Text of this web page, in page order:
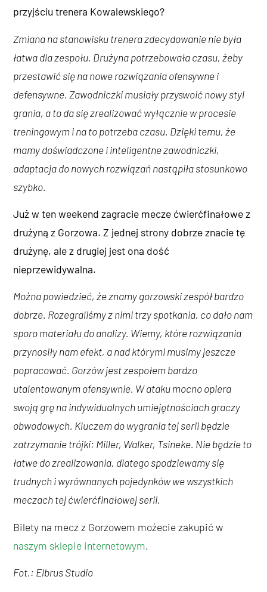
przyjściu trenera Kowalewskiego?
Zmiana na stanowisku trenera zdecydowanie nie była
łatwa dla zespołu. Drużyna potrzebowała czasu, żeby
przestawić się na nowe rozwiązania ofensywne i
defensywne. Zawodniczki musiały przyswoić nowy styl
grania, a to da się zrealizować wyłącznie w procesie
treningowym i na to potrzeba czasu. Dzięki temu, że
mamy doświadczone i inteligentne zawodniczki,
adaptacja do nowych rozwiązań nastąpiła stosunkowo
szybko.
Już w ten weekend zagracie mecze ćwierćfinałowe z
drużyną z Gorzowa. Z jednej strony dobrze znacie tę
drużynę, ale z drugiej jest ona dość
nieprzewidywalna.
Można powiedzieć, że znamy gorzowski zespół bardzo
dobrze. Rozegraliśmy z nimi trzy spotkania, co dało nam
sporo materiału do analizy. Wiemy, które rozwiązania
przynosiły nam efekt, a nad którymi musimy jeszcze
popracować. Gorzów jest zespołem bardzo
utalentowanym ofensywnie. W ataku mocno opiera
swoją grę na indywidualnych umiejętnościach graczy
obwodowych. Kluczem do wygrania tej serii będzie
zatrzymanie trójki: Miller, Walker, Tsineke. Nie będzie to
łatwe do zrealizowania, dlatego spodziewamy się
trudnych i wyrównanych pojedynków we wszystkich
meczach tej ćwierćfinałowej serii.
Bilety na mecz z Gorzowem możecie zakupić w
naszym sklepie internetowym.
Fot.: Elbrus Studio